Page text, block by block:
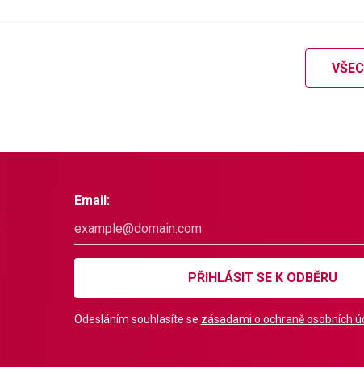
Email:
PŘIHLÁSIT SE K ODBĚRU
Odesláním souhlasíte se zásadami o ochraně osobních